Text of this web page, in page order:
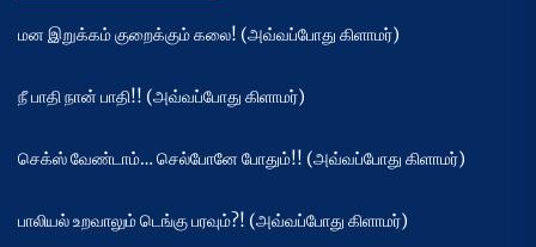
மன இறுக்கம் குறைக்கும் கலை! (அவ்வப்போது கிளாமர்)
நீ பாதி நான் பாதி!! (அவ்வப்போது கிளாமர்)
செக்ஸ் வேண்டாம்… செல்போனே போதும்!! (அவ்வப்போது கிளாமர்)
பாலியல் உறவாலும் டெங்கு பரவும்?! (அவ்வப்போது கிளாமர்)